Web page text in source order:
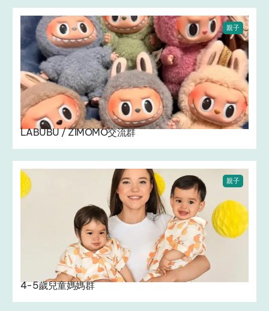
親子
LABUBU / ZIMOMO交流群
親子
4-5歲兒童媽媽群 ‍